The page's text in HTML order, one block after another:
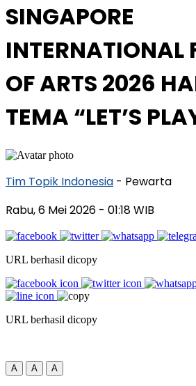
SINGAPORE
INTERNATIONAL
OF ARTS 2026
TEMA “LET’S
Tim Topik Indonesia - Pewarta
Rabu, 6 Mei 2026 - 01:18 WIB
URL berhasil dicopy
URL berhasil dicopy
A A A